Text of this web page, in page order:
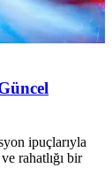
ipuçlarıyla
rahatlığı bir